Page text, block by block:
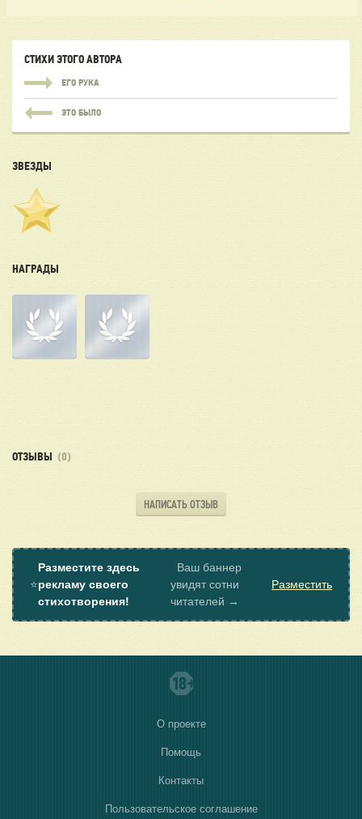
СТИХИ ЭТОГО АВТОРА
ЕГО РУКА
ЭТО БЫЛО
ЗВЕЗДЫ
НАГРАДЫ
ОТЗЫВЫ (0)
НАПИСАТЬ ОТЗЫВ
⭐
Разместите здесь
рекламу своего
стихотворения!
Ваш баннер
увидят сотни
читателей →
Разместить
О проекте
Помощь
Контакты
Пользовательское соглашение